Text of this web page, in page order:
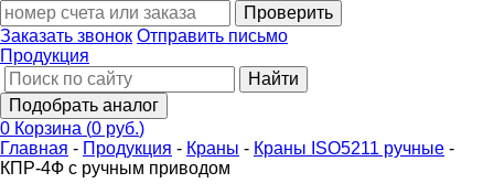
Проверить
Заказать звонок Отправить письмо
Продукция
Найти
Подобрать аналог
0 Корзина (0 руб.)
Главная - Продукция - Краны - Краны ISO5211 ручные -
КПР-4Ф с ручным приводом